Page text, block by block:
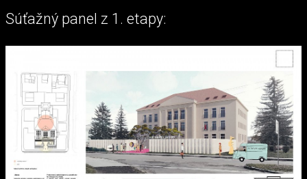
Súťažný panel z 1. etapy: